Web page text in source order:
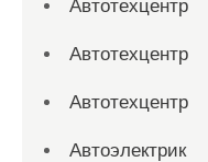
Автотехцентр
Автотехцентр
Автотехцентр
Автоэлектрик